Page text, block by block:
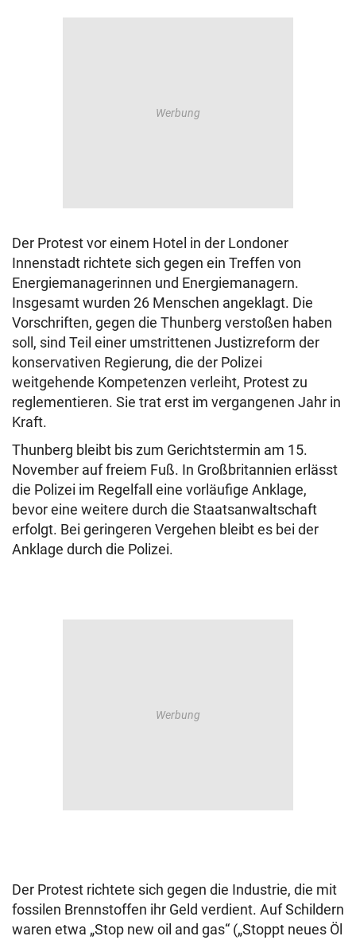
Der Protest vor einem Hotel in der Londoner
Innenstadt richtete sich gegen ein Treffen von
Energiemanagerinnen und Energiemanagern.
Insgesamt wurden 26 Menschen angeklagt. Die
Vorschriften, gegen die Thunberg verstoßen haben
soll, sind Teil einer umstrittenen Justizreform der
konservativen Regierung, die der Polizei
weitgehende Kompetenzen verleiht, Protest zu
reglementieren. Sie trat erst im vergangenen Jahr in
Kraft.
Thunberg bleibt bis zum Gerichtstermin am 15.
November auf freiem Fuß. In Großbritannien erlässt
die Polizei im Regelfall eine vorläufige Anklage,
bevor eine weitere durch die Staatsanwaltschaft
erfolgt. Bei geringeren Vergehen bleibt es bei der
Anklage durch die Polizei.
Der Protest richtete sich gegen die Industrie, die mit
fossilen Brennstoffen ihr Geld verdient. Auf Schildern
waren etwa „Stop new oil and gas“ („Stoppt neues Öl